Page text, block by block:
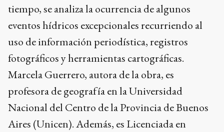
tiempo, se analiza la ocurrencia de algunos
eventos hídricos excepcionales recurriendo al
uso de información periodística, registros
fotográficos y herramientas cartográficas.
Marcela Guerrero, autora de la obra, es
profesora de geografía en la Universidad
Nacional del Centro de la Provincia de Buenos
Aires (Unicen). Además, es Licenciada en